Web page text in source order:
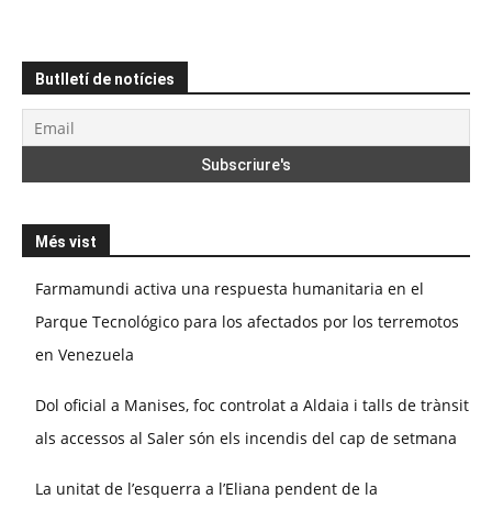
Butlletí de notícies
Més vist
Farmamundi activa una respuesta humanitaria en el
Parque Tecnológico para los afectados por los terremotos
en Venezuela
Dol oficial a Manises, foc controlat a Aldaia i talls de trànsit
als accessos al Saler són els incendis del cap de setmana
La unitat de l’esquerra a l’Eliana pendent de la